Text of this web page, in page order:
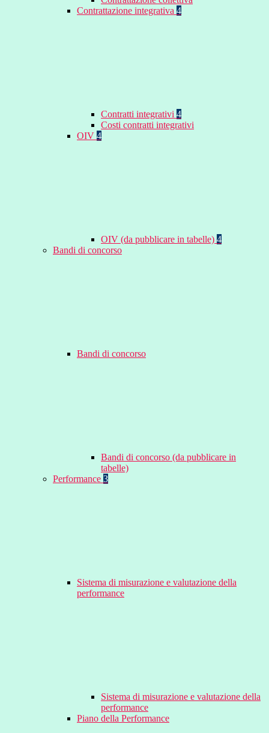
Contrattazione integrativa 4
Contratti integrativi 4
Costi contratti integrativi
OIV 4
OIV (da pubblicare in tabelle) 4
Bandi di concorso
Bandi di concorso
Bandi di concorso (da pubblicare in
tabelle)
Performance 3
Sistema di misurazione e valutazione della
performance
Sistema di misurazione e valutazione della
performance
Piano della Performance